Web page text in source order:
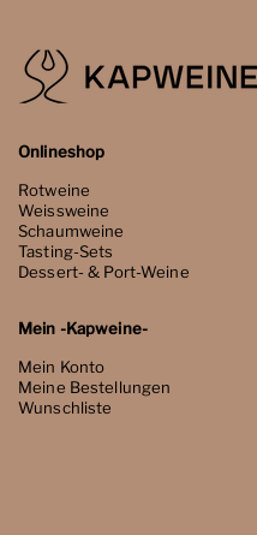
Onlineshop
Rotweine
Weissweine
Schaumweine
Tasting-Sets
Dessert- & Port-Weine
Mein -Kapweine-
Mein Konto
Meine Bestellungen
Wunschliste